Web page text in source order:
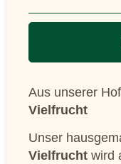
Aus unserer
Vielfrucht
Unser
Vielfrucht wird